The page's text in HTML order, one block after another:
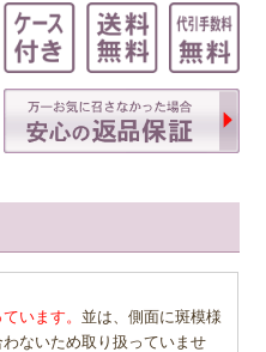
います。並は、側面に斑模様
ないため取り扱っていませ